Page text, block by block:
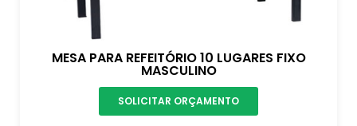
MESA PARA REFEITÓRIO 10 LUGARES FIXO
MASCULINO
SOLICITAR ORÇAMENTO